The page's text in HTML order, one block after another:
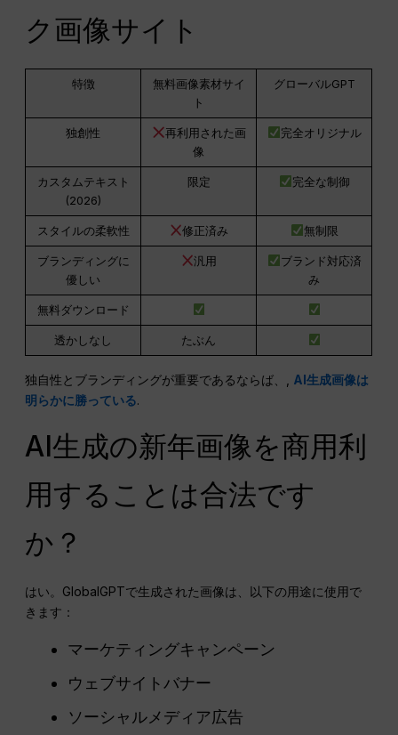
ク画像サイト
特徴
無料画像素材サイ
ト
グローバルGPT
独創性
再利用された画
像
完全オリジナル
カスタムテキスト
(2026)
限定 完全な制御
スタイルの柔軟性 修正済み 無制限
ブランディングに
優しい
汎用
ブランド対応済
み
無料ダウンロード
透かしなし たぶん
独自性とブランディングが重要であるならば、, AI生成画像は
明らかに勝っている.
AI生成の新年画像を商用利
用することは合法です
か？
はい。GlobalGPTで生成された画像は、以下の用途に使用で
きます：
マーケティングキャンペーン
ウェブサイトバナー
ソーシャルメディア広告